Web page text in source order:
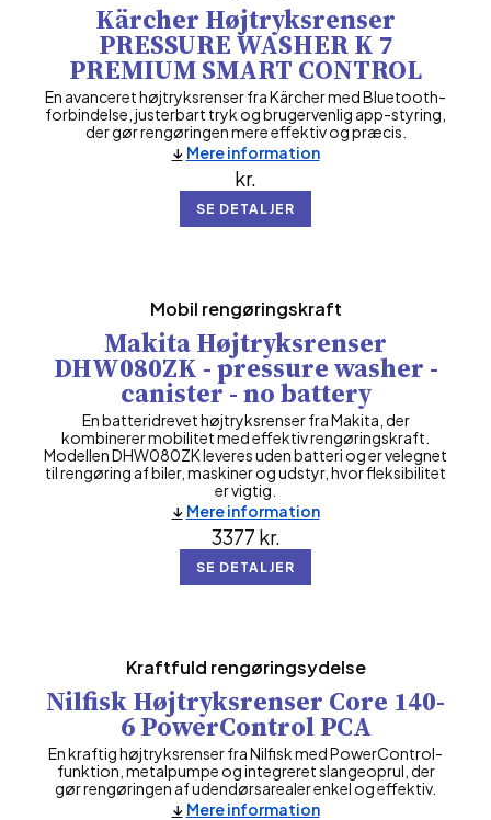
Kärcher Højtryksrenser
PRESSURE WASHER K 7
PREMIUM SMART CONTROL
En avanceret højtryksrenser fra Kärcher med Bluetooth-
forbindelse, justerbart tryk og brugervenlig app-styring,
der gør rengøringen mere effektiv og præcis.
kr.
SE DETALJER
Mere information
Mobil rengøringskraft
Makita Højtryksrenser
DHW080ZK - pressure washer -
canister - no battery
En batteridrevet højtryksrenser fra Makita, der
kombinerer mobilitet med effektiv rengøringskraft.
Modellen DHW080ZK leveres uden batteri og er velegnet
til rengøring af biler, maskiner og udstyr, hvor fleksibilitet
er vigtig.
3377 kr.
SE DETALJER
Mere information
Kraftfuld rengøringsydelse
Nilfisk Højtryksrenser Core 140-
6 PowerControl PCA
En kraftig højtryksrenser fra Nilfisk med PowerControl-
funktion, metalpumpe og integreret slangeoprul, der
gør rengøringen af udendørsarealer enkel og effektiv.
Mere information